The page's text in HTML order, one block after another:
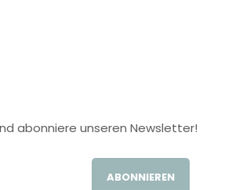
abonniere unseren Newsletter!
ABONNIEREN